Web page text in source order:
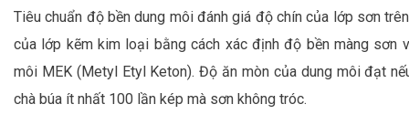
Tiêu chuẩn độ bền dung môi đánh giá độ chín của lớp sơn
của lớp kẽm kim loại bằng cách xác định độ bền màng sơn
môi MEK (Metyl Etyl Keton). Độ ăn mòn của dung môi đạt
chà búa ít nhất 100 lần kép mà sơn không tróc.